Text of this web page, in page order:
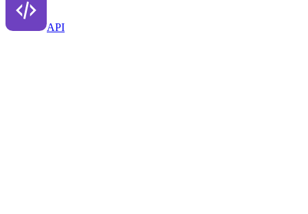
API